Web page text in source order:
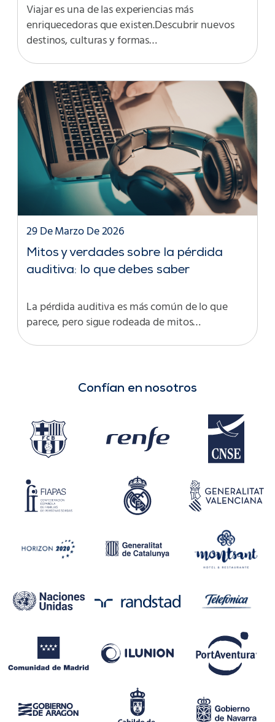
Viajar es una de las experiencias más
enriquecedoras que existen.Descubrir nuevos
destinos, culturas y formas…
Mitos y verdades sobre la pérdida
auditiva: lo que debes saber
29 De Marzo De 2026
La pérdida auditiva es más común de lo que
parece, pero sigue rodeada de mitos…
Confían en nosotros